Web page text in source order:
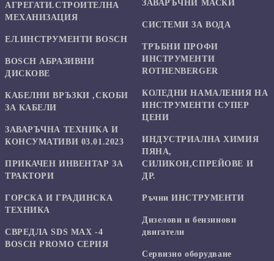
АГРЕГАТИ.СТРОИТЕЛНА
МЕХАНИЗАЦИЯ
ЕЛ.ИНСТРУМЕНТИ BOSCH
BOSCH АБРАЗИВНИ
ДИСКОВЕ
КАБЕЛНИ ВРЪЗКИ ,СКОБИ
ЗА КАБЕЛИ
ЗАВАРЪЧНА ТЕХНИКА И
КОНСУМАТИВИ 03.01.2023
ПРИКАЧЕН ИНВЕНТАР ЗА
ТРАКТОРИ
ГОРСКА И ГРАДИНСКА
ТЕХНИКА
СВРЕДЛА SDS MAX -4
BOSCH PROMO СЕРИЯ
ЗАВАРЪЧНИ МАСКИ
СИСТЕМИ ЗА ВОДА
ТРЪБНИ ПРОФИ
ИНСТРУМЕНТИ
ROTHENBERGER
КОЛЕДНИ НАМАЛЕНИЯ НА
ИНСТРУМЕНТИ СУПЕР
ЦЕНИ
ИНДУСТРИАЛНА ХИМИЯ
ПЯНА,
СИЛИКОН,СПРЕЙОВЕ И
ДР.
Ръчни ИНСТРУМЕНТИ
Дизелови и бензинови
двигатели
Сервизно оборудване